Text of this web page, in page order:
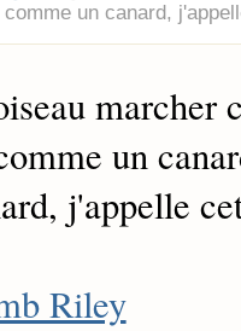
un canard,
marcher
un
j'appelle
Riley